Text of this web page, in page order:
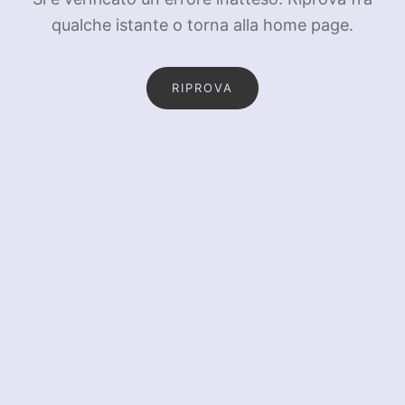
qualche istante o torna alla home page.
RIPROVA